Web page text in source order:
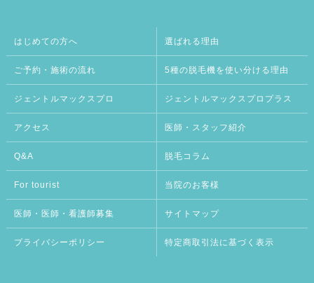
はじめての方へ 選ばれる理由
ご予約・施術の流れ 5種の脱毛機を使い分ける理由
ジェントルマックスプロ ジェントルマックスプロプラス
アクセス 医師・スタッフ紹介
Q&A 脱毛コラム
For tourist 当院のお客様
医師・医師・看護師募集 サイトマップ
プライバシーポリシー 特定商取引法に基づく表示